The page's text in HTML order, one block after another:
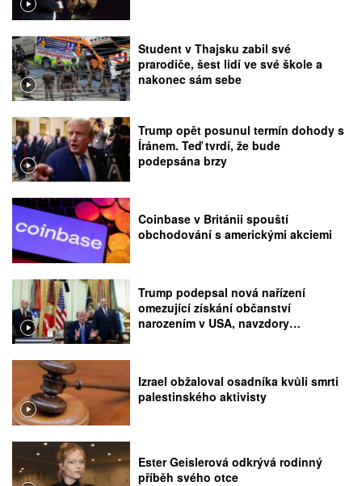
Student v Thajsku zabil své
prarodiče, šest lidí ve své škole a
nakonec sám sebe
Trump opět posunul termín dohody s
Íránem. Teď tvrdí, že bude
podepsána brzy
Coinbase v Británii spouští
obchodování s americkými akciemi
Trump podepsal nová nařízení
omezující získání občanství
narozením v USA, navzdory
Izrael obžaloval osadníka kvůli smrti
palestinského aktivisty
Ester Geislerová odkrývá rodinný
příběh svého otce